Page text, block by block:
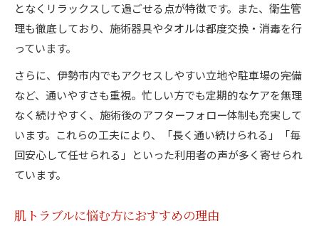
となくリラックスして過ごせる点が特徴です。また、衛生管
理も徹底しており、施術器具やタオルは都度交換・消毒を行
っています。
さらに、伊勢市内でもアクセスしやすい立地や駐車場の完備
など、通いやすさも重視。忙しい方でも定期的なケアを無理
なく続けやすく、施術後のアフターフォロー体制も充実して
います。これらの工夫により、「長く通い続けられる」「毎
回安心して任せられる」といった利用者の声が多く寄せられ
ています。
肌トラブルに悩む方におすすめの理由